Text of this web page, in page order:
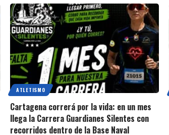
ATLETISMO
Cartagena correrá por la vida: en un mes
llega la Carrera Guardianes Silentes con
recorridos dentro de la Base Naval